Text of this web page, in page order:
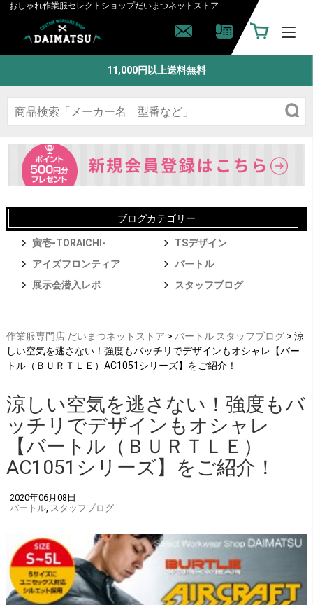
おしゃれ作業服セレクトショップだいまつネットストア
11,000円以上送料無料
ブログカテゴリー
寅壱-TORAICHI-
TSデザイン
アイズフロンティア
バートル
展示会潜入レポ
スタッフブログ
作業服専門店 だいまつネットストア > バートル スタッフブログ> 涼
しい空気を逃さない！強度もバッチリでデザインもオシャレ【バー
トル（ＢＵＲＴＬＥ）AC1051シリーズ】をご紹介！
涼しい空気を逃さない！強度もバ
ッチリでデザインもオシャレ
【バートル（ＢＵＲＴＬＥ）
AC1051シリーズ】をご紹介！
2020年06月08日
バートル, スタッフブログ